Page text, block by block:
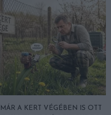
MÁR A KERT VÉGÉBEN IS OTT